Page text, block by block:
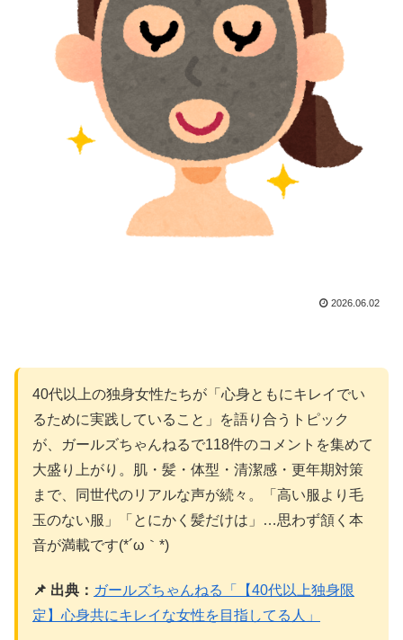
2026.06.02
40代以上の独身女性たちが「心身ともにキレイでい
るために実践していること」を語り合うトピック
が、ガールズちゃんねるで118件のコメントを集めて
大盛り上がり。肌・髪・体型・清潔感・更年期対策
まで、同世代のリアルな声が続々。「高い服より毛
玉のない服」「とにかく髪だけは」…思わず頷く本
音が満載です(*´ω｀*)
📌 出典： ガールズちゃんねる「【40代以上独身限
定】心身共にキレイな女性を目指してる人」